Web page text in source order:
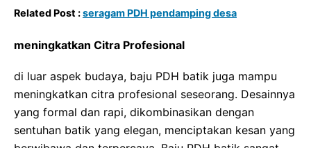
Related Post :seragam PDH pendamping desa
meningkatkan Citra Profesional
di luar aspek budaya, baju PDH batik juga mampu
meningkatkan citra profesional seseorang. Desainnya
yang formal dan rapi, dikombinasikan dengan
sentuhan batik yang elegan, menciptakan kesan yang